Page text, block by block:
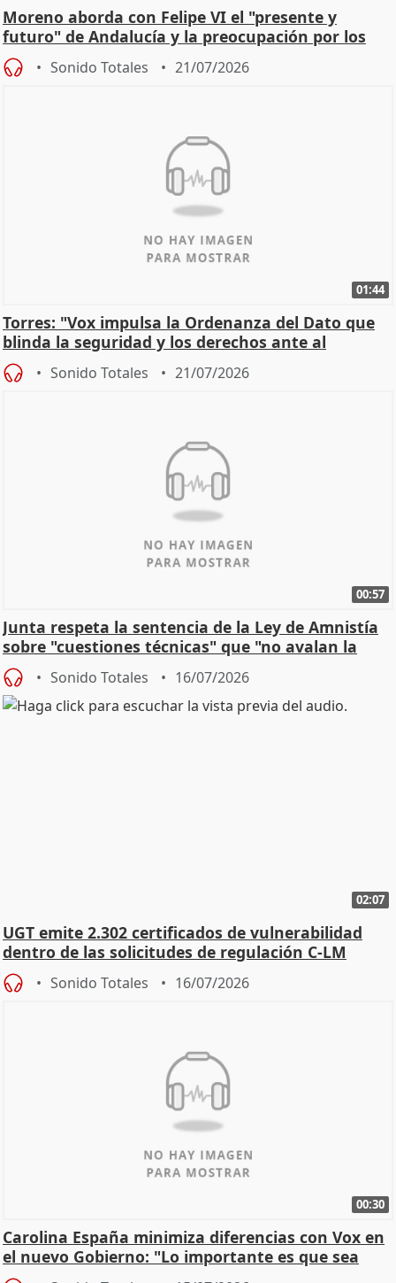
Moreno aborda con Felipe VI el "presente y
futuro" de Andalucía y la preocupación por los
incendios
Sonido Totales 21/07/2026
01:44
Torres: "Vox impulsa la Ordenanza del Dato que
blinda la seguridad y los derechos ante al
control"
Sonido Totales 21/07/2026
00:57
Junta respeta la sentencia de la Ley de Amnistía
sobre "cuestiones técnicas" que "no avalan la
const
Sonido Totales 16/07/2026
02:07
UGT emite 2.302 certificados de vulnerabilidad
dentro de las solicitudes de regulación C-LM
Sonido Totales 16/07/2026
00:30
Carolina España minimiza diferencias con Vox en
el nuevo Gobierno: "Lo importante es que sea
una leg